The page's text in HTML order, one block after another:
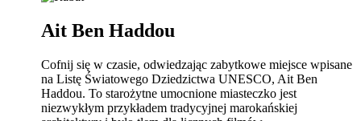
Ait Ben Haddou
Cofnij się w czasie, odwiedzając zabytkowe miejsce wpisane
na Listę Światowego Dziedzictwa UNESCO, Ait Ben
Haddou. To starożytne umocnione miasteczko jest
niezwykłym przykładem tradycyjnej marokańskiej